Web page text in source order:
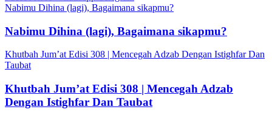
Nabimu Dihina (lagi), Bagaimana sikapmu?
Nabimu Dihina (lagi), Bagaimana sikapmu?
Khutbah Jum’at Edisi 308 | Mencegah Adzab Dengan Istighfar Dan
Taubat
Khutbah Jum’at Edisi 308 | Mencegah Adzab
Dengan Istighfar Dan Taubat